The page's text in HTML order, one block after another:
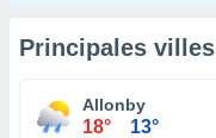
Principales villes
Allonby
18° 13°